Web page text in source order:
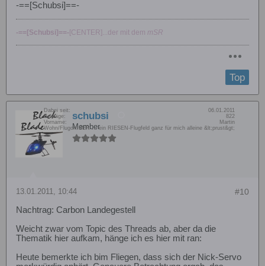
-==[Schubsi]==-
-==[Schubsi]==- [CENTER]...der mit dem mSR
Top
schubsi
Member
Dabei seit:
06.01.2011
Beiträge:
822
Vorname:
Martin
Wohn/Flugort:BER ... ein RIESEN-Flugfeld ganz für mich alleine &lt;prust&gt;
#10
13.01.2011, 10:44
Nachtrag: Carbon Landegestell
Weicht zwar vom Topic des Threads ab, aber da die
Thematik hier aufkam, hänge ich es hier mit ran:
Heute bemerkte ich bim Fliegen, dass sich der Nick-Servo